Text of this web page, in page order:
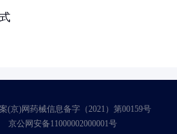
(京)网药械信息备字（2021）第00159号
京公网安备11000002000001号